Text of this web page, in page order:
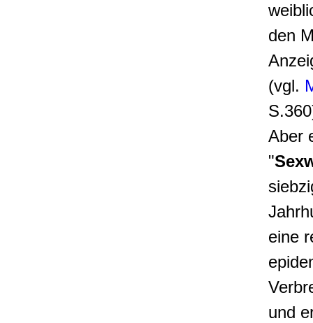
den
(vgl.
Aber
"
eine
und